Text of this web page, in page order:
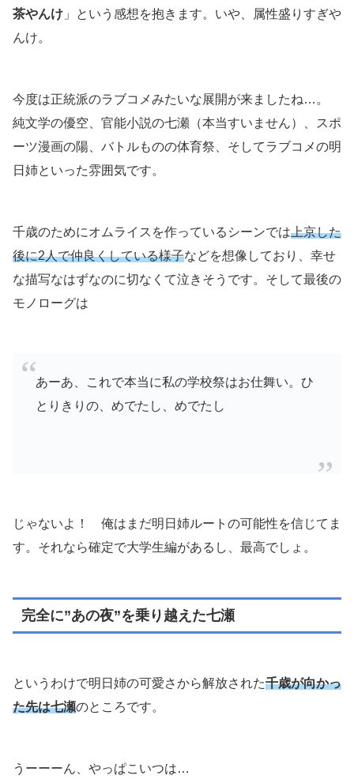
茶やんけ 」という感想を抱きます。いや、属性盛りすぎや
んけ。
今度は正統派のラブコメみたいな展開が来ましたね…。
純文学の優空、官能小説の七瀬（本当すいません）、スポ
ーツ漫画の陽、バトルものの体育祭、そしてラブコメの明
日姉といった雰囲気です。
千歳のためにオムライスを作っているシーンでは上京した
後に2人で仲良くしている様子などを想像しており、幸せ
な描写なはずなのに切なくて泣きそうです。そして最後の
モノローグは
あーあ、これで本当に私の学校祭はお仕舞い。ひ
とりきりの、めでたし、めでたし
じゃないよ！ 俺はまだ明日姉ルートの可能性を信じてま
す。それなら確定で大学生編があるし、最高でしょ。
完全に”あの夜”を乗り越えた七瀬
というわけで明日姉の可愛さから解放された千歳が向かっ
た先は七瀬のところです。
うーーーん、やっぱこいつは…